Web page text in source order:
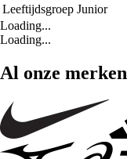
Leeftijdsgroep Junior
Loading...
Loading...
Al onze merken